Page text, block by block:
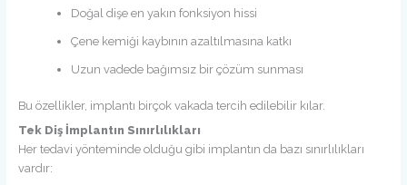
Doğal dişe en yakın fonksiyon hissi
Çene kemiği kaybının azaltılmasına katkı
Uzun vadede bağımsız bir çözüm sunması
Bu özellikler, implantı birçok vakada tercih edilebilir kılar.
Tek Diş İmplantın Sınırlılıkları
Her tedavi yönteminde olduğu gibi implantın da bazı sınırlılıkları
vardır: